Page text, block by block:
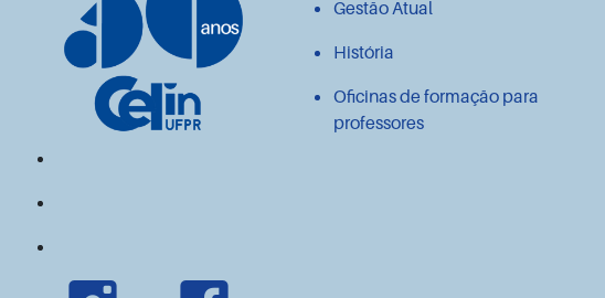
Gestão Atual
História
Oficinas de formação para
professores